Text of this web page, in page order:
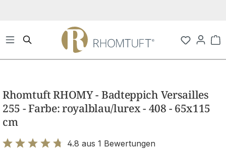
Rhomtuft RHOMY - Badteppich Versailles
255 - Farbe: royalblau/lurex - 408 - 65x115
cm
4.8 aus 1 Bewertungen